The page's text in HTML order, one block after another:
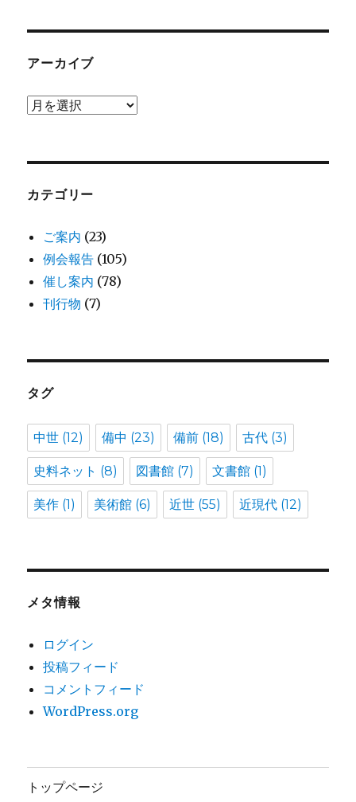
アーカイブ
ア
ブ
カテゴリー
ご案内 (23)
例会報告 (105)
催し案内 (78)
刊行物 (7)
タグ
中世 (12) 備中 (23) 備前 (18) 古代 (3)
史料ネット (8) 図書館 (7) 文書館 (1)
美作 (1) 美術館 (6) 近世 (55) 近現代 (12)
メタ情報
ログイン
投稿フィード
コメントフィード
WordPress.org
トップページ